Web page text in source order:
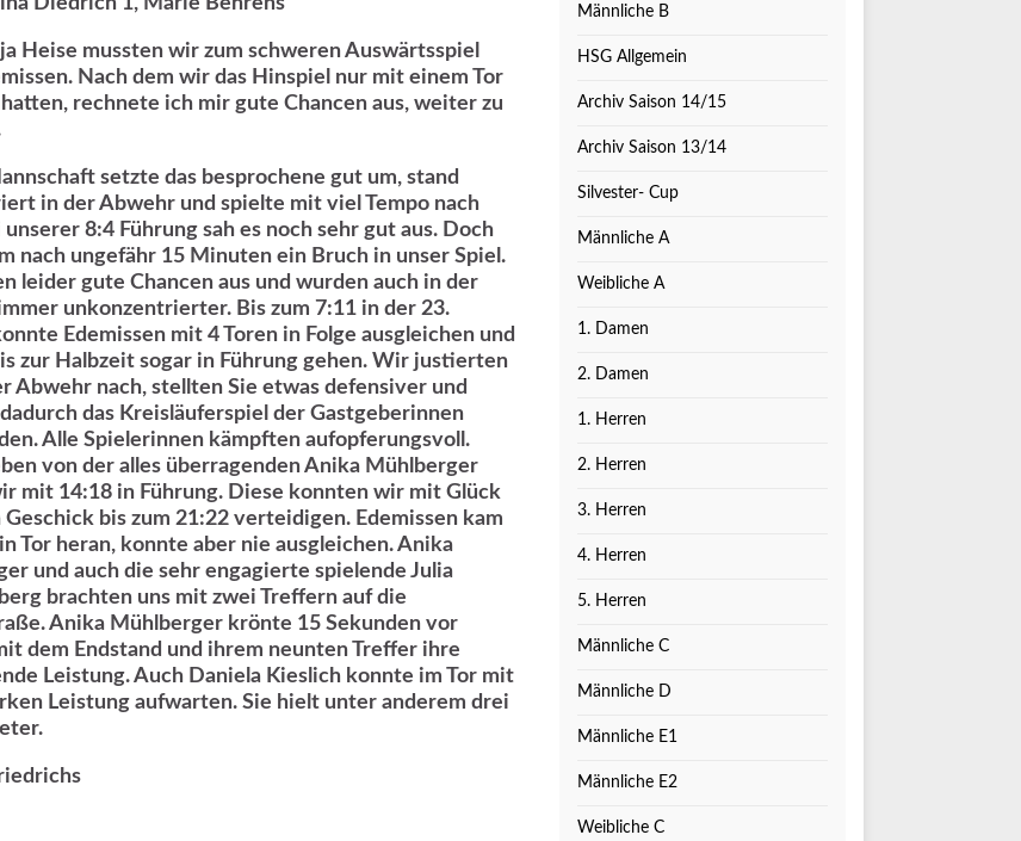
Heise mussten wir zum schweren Auswärtsspiel
Nach dem wir das Hinspiel nur mit einem Tor
rechnete ich mir gute Chancen aus, weiter zu
setzte das besprochene gut um, stand
in der Abwehr und spielte mit viel Tempo nach
8:4 Führung sah es noch sehr gut aus. Doch
nach ungefähr 15 Minuten ein Bruch in unser Spiel.
leider gute Chancen aus und wurden auch in der
unkonzentrierter. Bis zum 7:11 in der 23.
Edemissen mit 4 Toren in Folge ausgleichen und
zur Halbzeit sogar in Führung gehen. Wir justierten
Abwehr nach, stellten Sie etwas defensiver und
das Kreisläuferspiel der Gastgeberinnen
Alle Spielerinnen kämpften aufopferungsvoll.
von der alles überragenden Anika Mühlberger
mit 14:18 in Führung. Diese konnten wir mit Glück
Geschick bis zum 21:22 verteidigen. Edemissen kam
Tor heran, konnte aber nie ausgleichen. Anika
und auch die sehr engagierte spielende Julia
brachten uns mit zwei Treffern auf die
Anika Mühlberger krönte 15 Sekunden vor
dem Endstand und ihrem neunten Treffer ihre
Leistung. Auch Daniela Kieslich konnte im Tor mit
Leistung aufwarten. Sie hielt unter anderem drei
Männliche B
HSG Allgemein
Archiv Saison 14/15
Archiv Saison 13/14
Silvester- Cup
Männliche A
Weibliche A
1. Damen
2. Damen
1. Herren
2. Herren
3. Herren
4. Herren
5. Herren
Männliche C
Männliche D
Männliche E1
Männliche E2
Weibliche C